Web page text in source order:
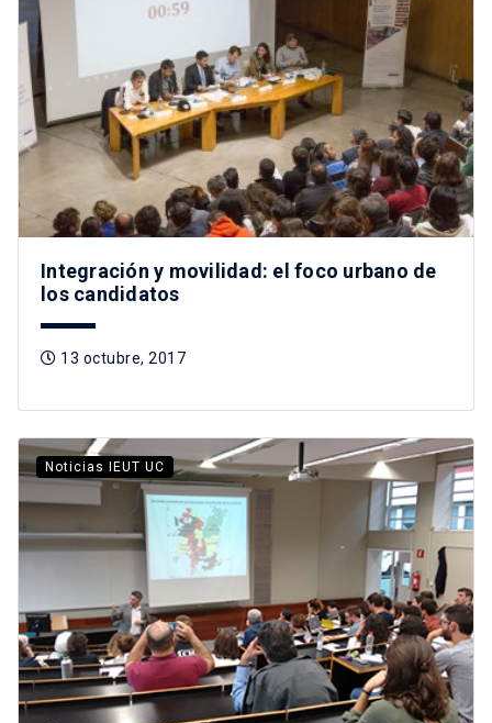
Integración y movilidad: el foco urbano de
los candidatos
13 octubre, 2017
Noticias IEUT UC